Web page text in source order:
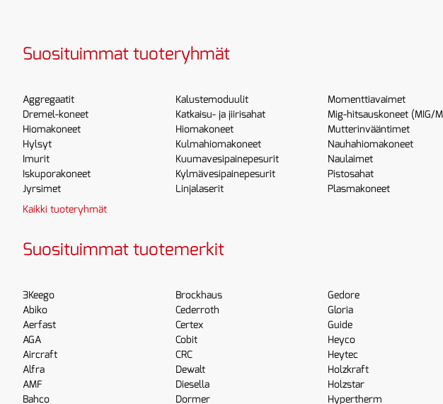
Suosituimmat tuoteryhmät
Aggregaatit
Dremel-koneet
Hiomakoneet
Hylsyt
Imurit
Iskuporakoneet
Jyrsimet
Kalustemoduulit
Katkaisu- ja jiirisahat
Hiomakoneet
Kulmahiomakoneet
Kuumavesipainepesurit
Kylmävesipainepesurit
Linjalaserit
Momenttiavaimet
Mig-hitsauskoneet (MIG/
Mutterinvääntimet
Nauhahiomakoneet
Naulaimet
Pistosahat
Plasmakoneet
Kaikki tuoteryhmät
Suosituimmat tuotemerkit
3Keego
Abiko
Aerfast
AGA
Aircraft
Alfra
AMF
Bahco
Brockhaus
Cederroth
Certex
Cobit
CRC
Dewalt
Diesella
Dormer
Gedore
Gloria
Guide
Heyco
Heytec
Holzkraft
Holzstar
Hypertherm